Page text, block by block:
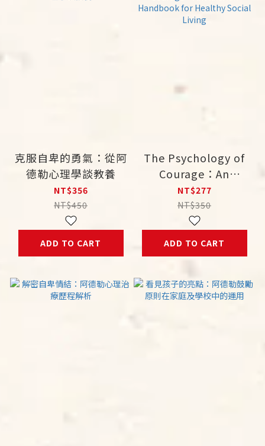
克服自卑的勇氣：從阿
德勒心理學談教養
NT$356
NT$450
ADD TO CART
The Psychology of
Courage：An
Adlerian Handbook
for Healthy Social
Living
NT$277
NT$350
ADD TO CART